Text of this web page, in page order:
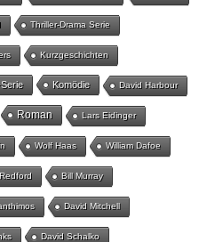
Thriller-Drama Serie
Kurzgeschichten
Komödie David Harbour
Roman Lars Eidinger
Wolf Haas William Dafoe
Bill Murray
David Mitchell
David Schalko